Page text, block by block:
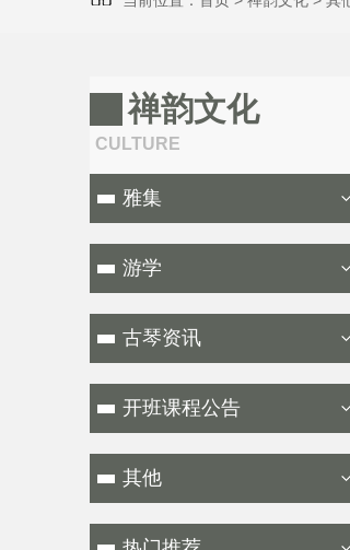
禅韵文化
CULTURE
雅集
游学
古琴资讯
开班课程公告
其他